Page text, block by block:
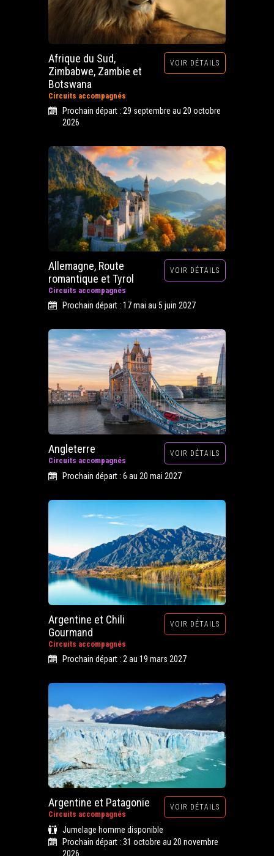
Afrique du Sud,
Zimbabwe, Zambie et
Botswana
Circuits accompagnés
VOIR DÉTAILS
Prochain départ : 29 septembre au 20 octobre
2026
Allemagne, Route
romantique et Tyrol
Circuits accompagnés
VOIR DÉTAILS
Prochain départ : 17 mai au 5 juin 2027
Angleterre
Circuits accompagnés
VOIR DÉTAILS
Prochain départ : 6 au 20 mai 2027
Argentine et Chili
Gourmand
Circuits accompagnés
VOIR DÉTAILS
Prochain départ : 2 au 19 mars 2027
Argentine et Patagonie
Circuits accompagnés
VOIR DÉTAILS
Jumelage homme disponible
Prochain départ : 31 octobre au 20 novembre
2026